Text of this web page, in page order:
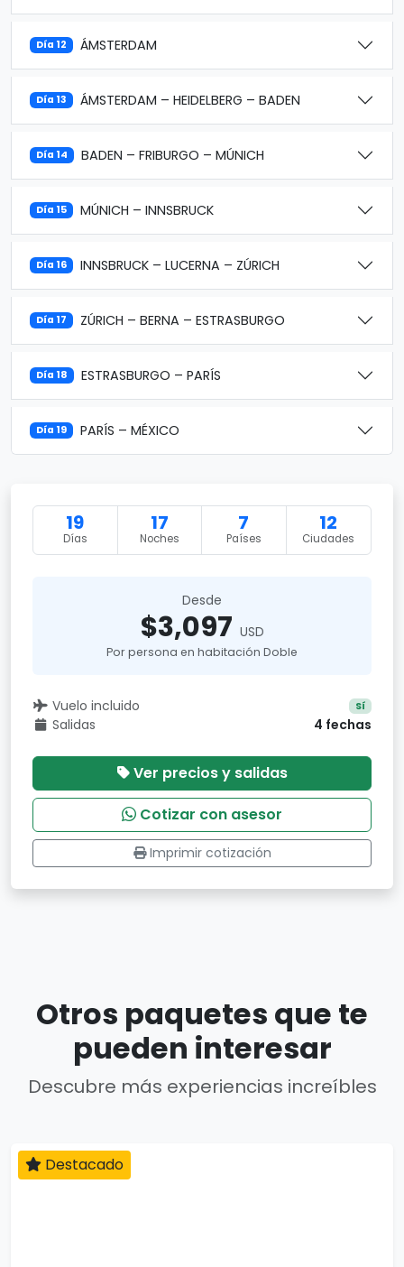
Día 12 ÁMSTERDAM
Día 13 ÁMSTERDAM – HEIDELBERG – BADEN
Día 14 BADEN – FRIBURGO – MÚNICH
Día 15 MÚNICH – INNSBRUCK
Día 16 INNSBRUCK – LUCERNA – ZÚRICH
Día 17 ZÚRICH – BERNA – ESTRASBURGO
Día 18 ESTRASBURGO – PARÍS
Día 19 PARÍS – MÉXICO
19
Días
17
Noches
7
Países
12
Ciudades
Desde
$3,097 USD
Por persona en habitación Doble
Vuelo incluido Sí
Salidas 4 fechas
Ver precios y salidas
Cotizar con asesor
Imprimir cotización
Otros paquetes que te
pueden interesar
Descubre más experiencias increíbles
Destacado